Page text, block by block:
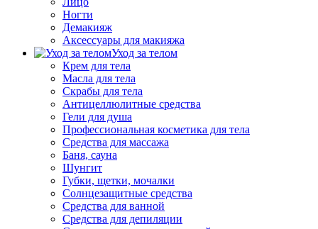
Ногти
Демакияж
Аксессуары для макияжа
Уход за телом
Крем для тела
Масла для тела
Скрабы для тела
Антицеллюлитные средства
Гели для душа
Профессиональная косметика для тела
Средства для массажа
Баня, сауна
Шунгит
Губки, щетки, мочалки
Солнцезащитные средства
Средства для ванной
Средства для депиляции